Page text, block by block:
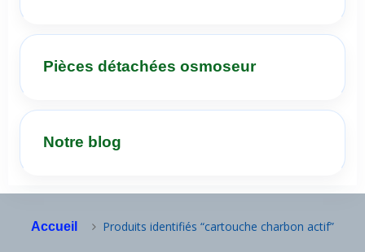
Pièces détachées osmoseur
Notre blog
Accueil Produits identifiés “cartouche charbon actif”